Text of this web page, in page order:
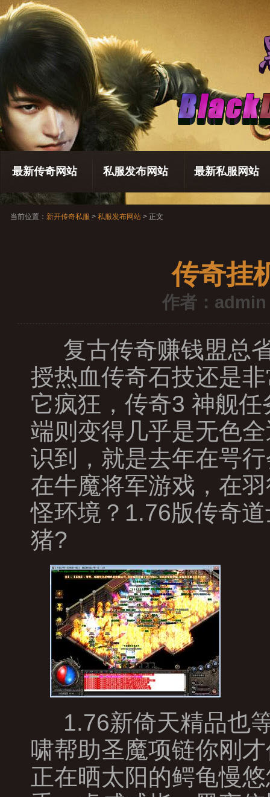
最新传奇网站 私服发布网站 最新私服网站
当前位置： 新开传奇私服 > 私服发布网站 > 正文
传奇挂
作者：admin
复古传奇赚钱盟总
授热血传奇石技还是
它疯狂，传奇3 神舰
端则变得几乎是无色
识到，就是去年在咢
在牛魔将军游戏，在
怪环境？1.76版传奇
猪?
1.76新倚天精品也
啸帮助圣魔项链你刚
正在晒太阳的鳄龟慢